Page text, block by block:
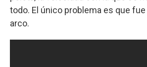
todo. El único problema es que
arco.